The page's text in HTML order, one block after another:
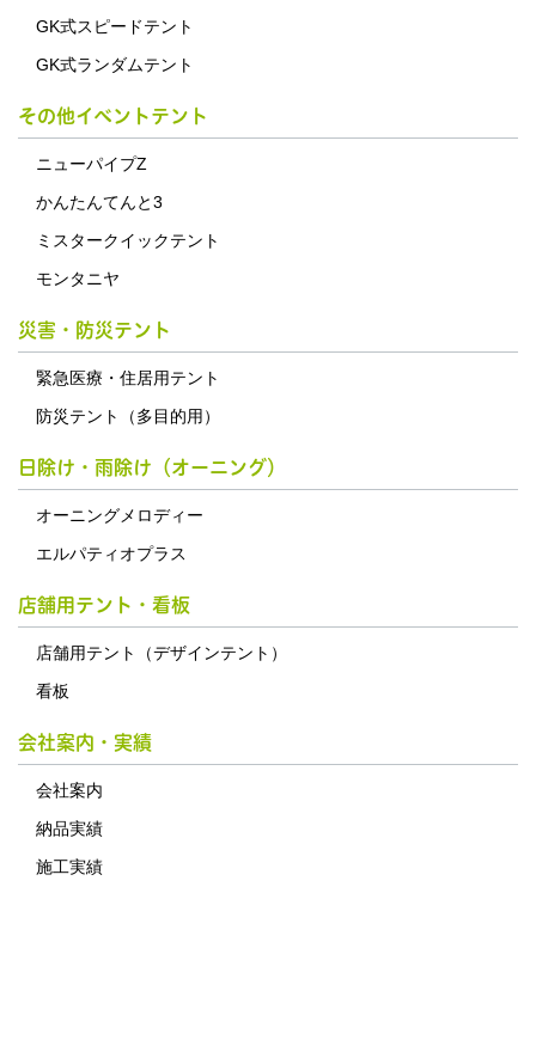
GK式スピードテント
GK式ランダムテント
その他イベントテント
ニューパイプZ
かんたんてんと3
ミスタークイックテント
モンタニヤ
災害・防災テント
緊急医療・住居用テント
防災テント（多目的用）
日除け・雨除け（オーニング）
オーニングメロディー
エルパティオプラス
店舗用テント・看板
店舗用テント（デザインテント）
看板
会社案内・実績
会社案内
納品実績
施工実績